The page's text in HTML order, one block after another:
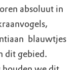
absoluut in
blauwtjes
dit gebied.